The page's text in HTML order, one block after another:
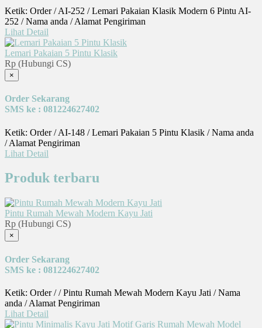
Ketik: Order / AI-252 / Lemari Pakaian Klasik Modern 6 Pintu AI-
252 / Nama anda / Alamat Pengiriman
Lihat Detail
Lemari Pakaian 5 Pintu Klasik
Rp (Hubungi CS)
×
Order Sekarang
SMS ke : 081224627402
Ketik: Order / AI-148 / Lemari Pakaian 5 Pintu Klasik / Nama anda
/ Alamat Pengiriman
Lihat Detail
Produk terbaru
Pintu Rumah Mewah Modern Kayu Jati
Rp (Hubungi CS)
×
Order Sekarang
SMS ke : 081224627402
Ketik: Order / / Pintu Rumah Mewah Modern Kayu Jati / Nama
anda / Alamat Pengiriman
Lihat Detail